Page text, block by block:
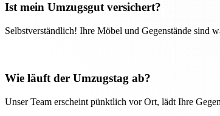
Ist mein Umzugsgut versichert?
Selbstverständlich! Ihre Möbel und Gegenstände sind
Wie läuft der Umzugstag ab?
Unser Team erscheint pünktlich vor Ort, lädt Ihre